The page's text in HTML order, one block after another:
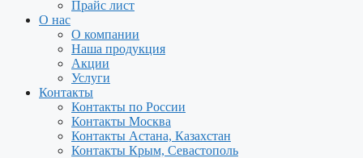
Прайс лист
О нас
О компании
Наша продукция
Акции
Услуги
Контакты
Контакты по России
Контакты Москва
Контакты Астана, Казахстан
Контакты Крым, Севастополь